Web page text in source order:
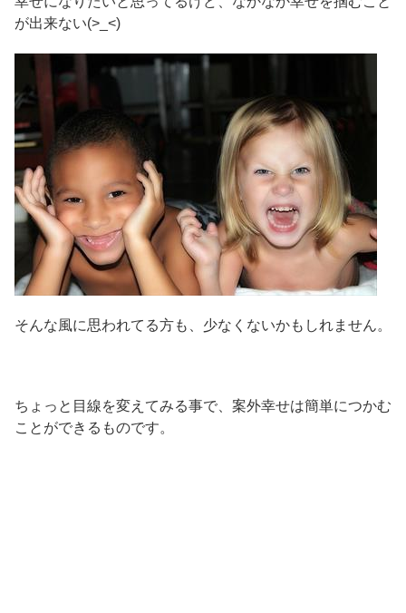
が出来ない(>_<)
そんな風に思われてる方も、少なくないかもしれません。
ちょっと目線を変えてみる事で、案外幸せは簡単につかむ
ことができるものです。